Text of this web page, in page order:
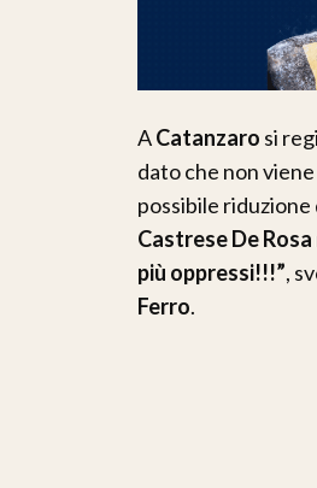
ACatanzaro si
dato che non
possibile
Castrese De Rosa
più oppressi!!!”,
Ferro.